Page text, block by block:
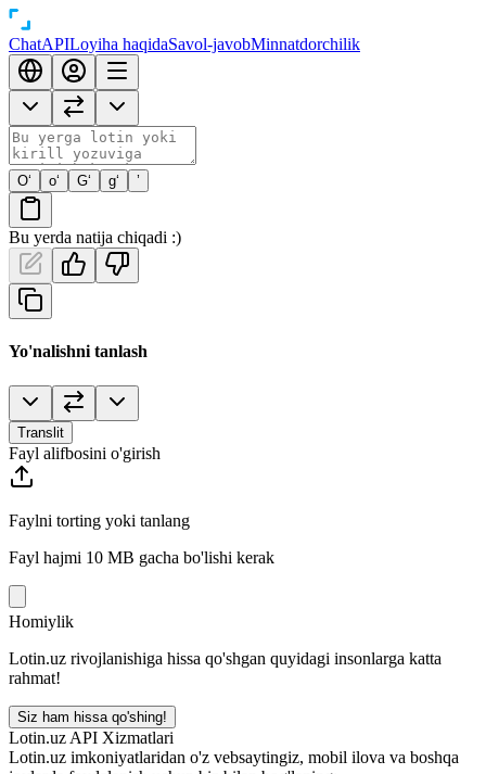
ChatAPILoyiha haqidaSavol-javobMinnatdorchilik
O‘ o‘ G‘ g‘ ’
Bu yerda natija chiqadi :)
Yo'nalishni tanlash
Translit
Fayl alifbosini o'girish
Faylni torting yoki tanlang
Fayl hajmi 10 MB gacha bo'lishi kerak
Homiylik
Lotin.uz rivojlanishiga hissa qo'shgan quyidagi insonlarga katta
rahmat!
Siz ham hissa qo'shing!
Lotin.uz API Xizmatlari
Lotin.uz imkoniyatlaridan o'z vebsaytingiz, mobil ilova va boshqa